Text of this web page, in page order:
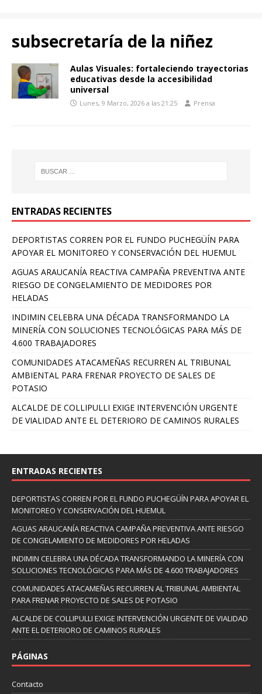
subsecretaría de la niñez
Aulas Visuales: fortaleciendo trayectorias
educativas desde la accesibilidad
universal
Lunes, 9 Marzo, 2026 a las 21:25 Prensa
ENTRADAS RECIENTES
DEPORTISTAS CORREN POR EL FUNDO PUCHEGÜÍN PARA
APOYAR EL MONITOREO Y CONSERVACIÓN DEL HUEMUL
AGUAS ARAUCANÍA REACTIVA CAMPAÑA PREVENTIVA ANTE
RIESGO DE CONGELAMIENTO DE MEDIDORES POR
HELADAS
INDIMIN CELEBRA UNA DÉCADA TRANSFORMANDO LA
MINERÍA CON SOLUCIONES TECNOLÓGICAS PARA MÁS DE
4.600 TRABAJADORES
COMUNIDADES ATACAMEÑAS RECURREN AL TRIBUNAL
AMBIENTAL PARA FRENAR PROYECTO DE SALES DE
POTASIO
ALCALDE DE COLLIPULLI EXIGE INTERVENCIÓN URGENTE
DE VIALIDAD ANTE EL DETERIORO DE CAMINOS RURALES
ENTRADAS RECIENTES
DEPORTISTAS CORREN POR EL FUNDO PUCHEGÜÍN PARA APOYAR EL
MONITOREO Y CONSERVACIÓN DEL HUEMUL
AGUAS ARAUCANÍA REACTIVA CAMPAÑA PREVENTIVA ANTE RIESGO
DE CONGELAMIENTO DE MEDIDORES POR HELADAS
INDIMIN CELEBRA UNA DÉCADA TRANSFORMANDO LA MINERÍA CON
SOLUCIONES TECNOLÓGICAS PARA MÁS DE 4.600 TRABAJADORES
COMUNIDADES ATACAMEÑAS RECURREN AL TRIBUNAL AMBIENTAL
PARA FRENAR PROYECTO DE SALES DE POTASIO
ALCALDE DE COLLIPULLI EXIGE INTERVENCIÓN URGENTE DE VIALIDAD
ANTE EL DETERIORO DE CAMINOS RURALES
PÁGINAS
Contacto